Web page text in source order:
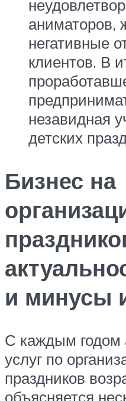
аниматоров,
негативные
клиентов. В
незавидная
детских
Бизнес на
и минусы
С каждым годом
услуг по
праздников
объясняется